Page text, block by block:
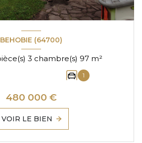
BEHOBIE (64700)
Maison 4 pièce(s) 3 chambre(s) 97 m²
1
480 000 €
VOIR LE BIEN